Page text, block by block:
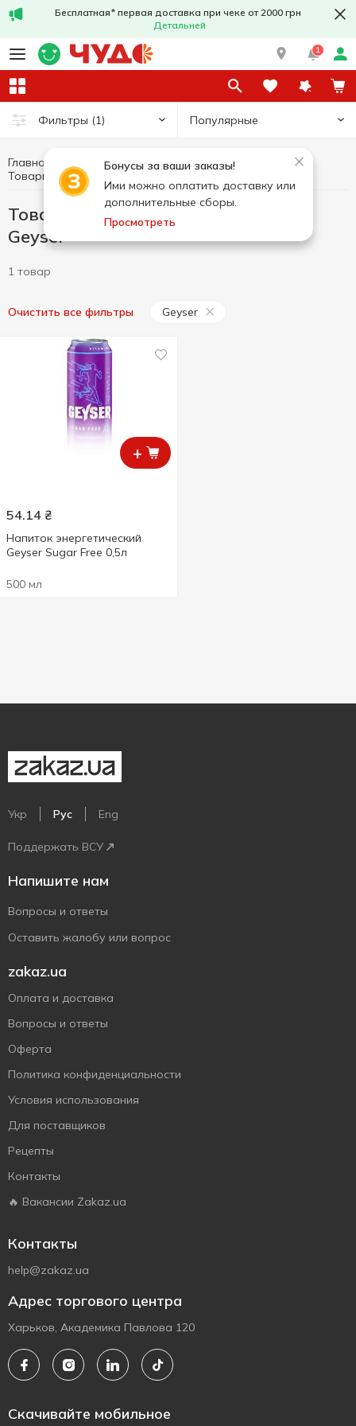
Бесплатная* первая доставка при чеке от 2000 грн
Детальней
1
Фильтры (1) Популярные
Бонусы за ваши заказы!
Ими можно оплатить доставку или
дополнительные сборы.
Просмотреть
Главная
Здоровое питание и образ жизни
Товары без добавленного сахара
Товары без добавленного сахара
Geyser
1 товар
Очистить все фильтры Geyser
+
54.14 ₴
Напиток энергетический
Geyser Sugar Free 0,5л
500 мл
Укр Рус Eng
Поддержать ВСУ
Напишите нам
Вопросы и ответы
Оставить жалобу или вопрос
zakaz.ua
Оплата и доставка
Вопросы и ответы
Оферта
Политика конфиденциальности
Условия использования
Для поставщиков
Рецепты
Контакты
🔥 Вакансии Zakaz.ua
Контакты
help@zakaz.ua
Адрес торгового центра
Харьков, Академика Павлова 120
Скачивайте мобильное